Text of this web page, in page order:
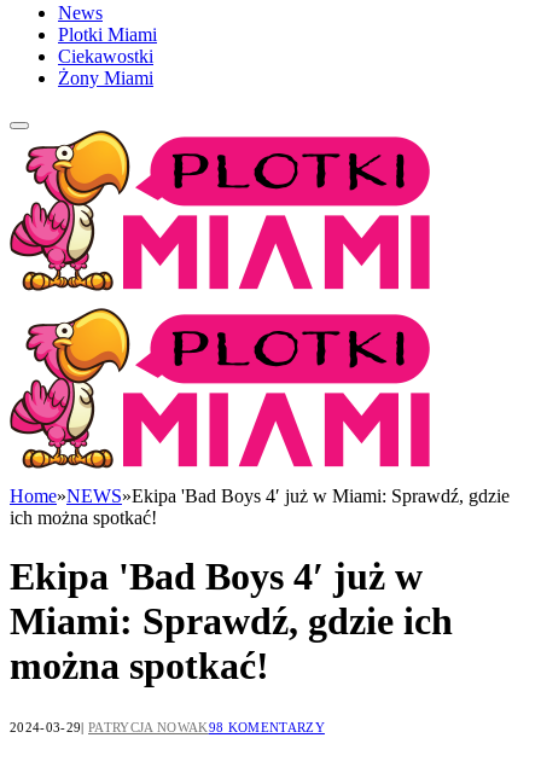
News
Plotki Miami
Ciekawostki
Żony Miami
Home»NEWS»Ekipa 'Bad Boys 4′ już w Miami: Sprawdź, gdzie
ich można spotkać!
Ekipa 'Bad Boys 4′ już w
Miami: Sprawdź, gdzie ich
można spotkać!
2024-03-29 PATRYCJA NOWAK98 KOMENTARZY